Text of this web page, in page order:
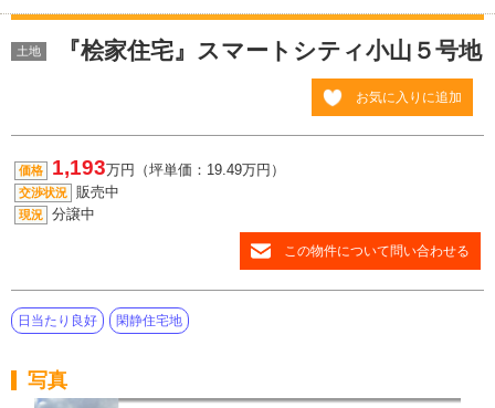
の
置：
土地 『桧家住宅』スマートシティ小山５号地
お気に入りに追加
価格 1,193万円（坪単価：19.49万円）
交渉状況 販売中
現況 分譲中
この物件について問い合わせる
日当たり良好 閑静住宅地
写真